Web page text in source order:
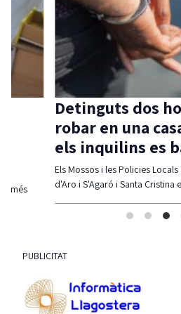
més
Detinguts dos
robar en una
els inquilins es
Els Mossos i les Policies
d'Aro i S'Agaró i Santa Cristina
PUBLICITAT